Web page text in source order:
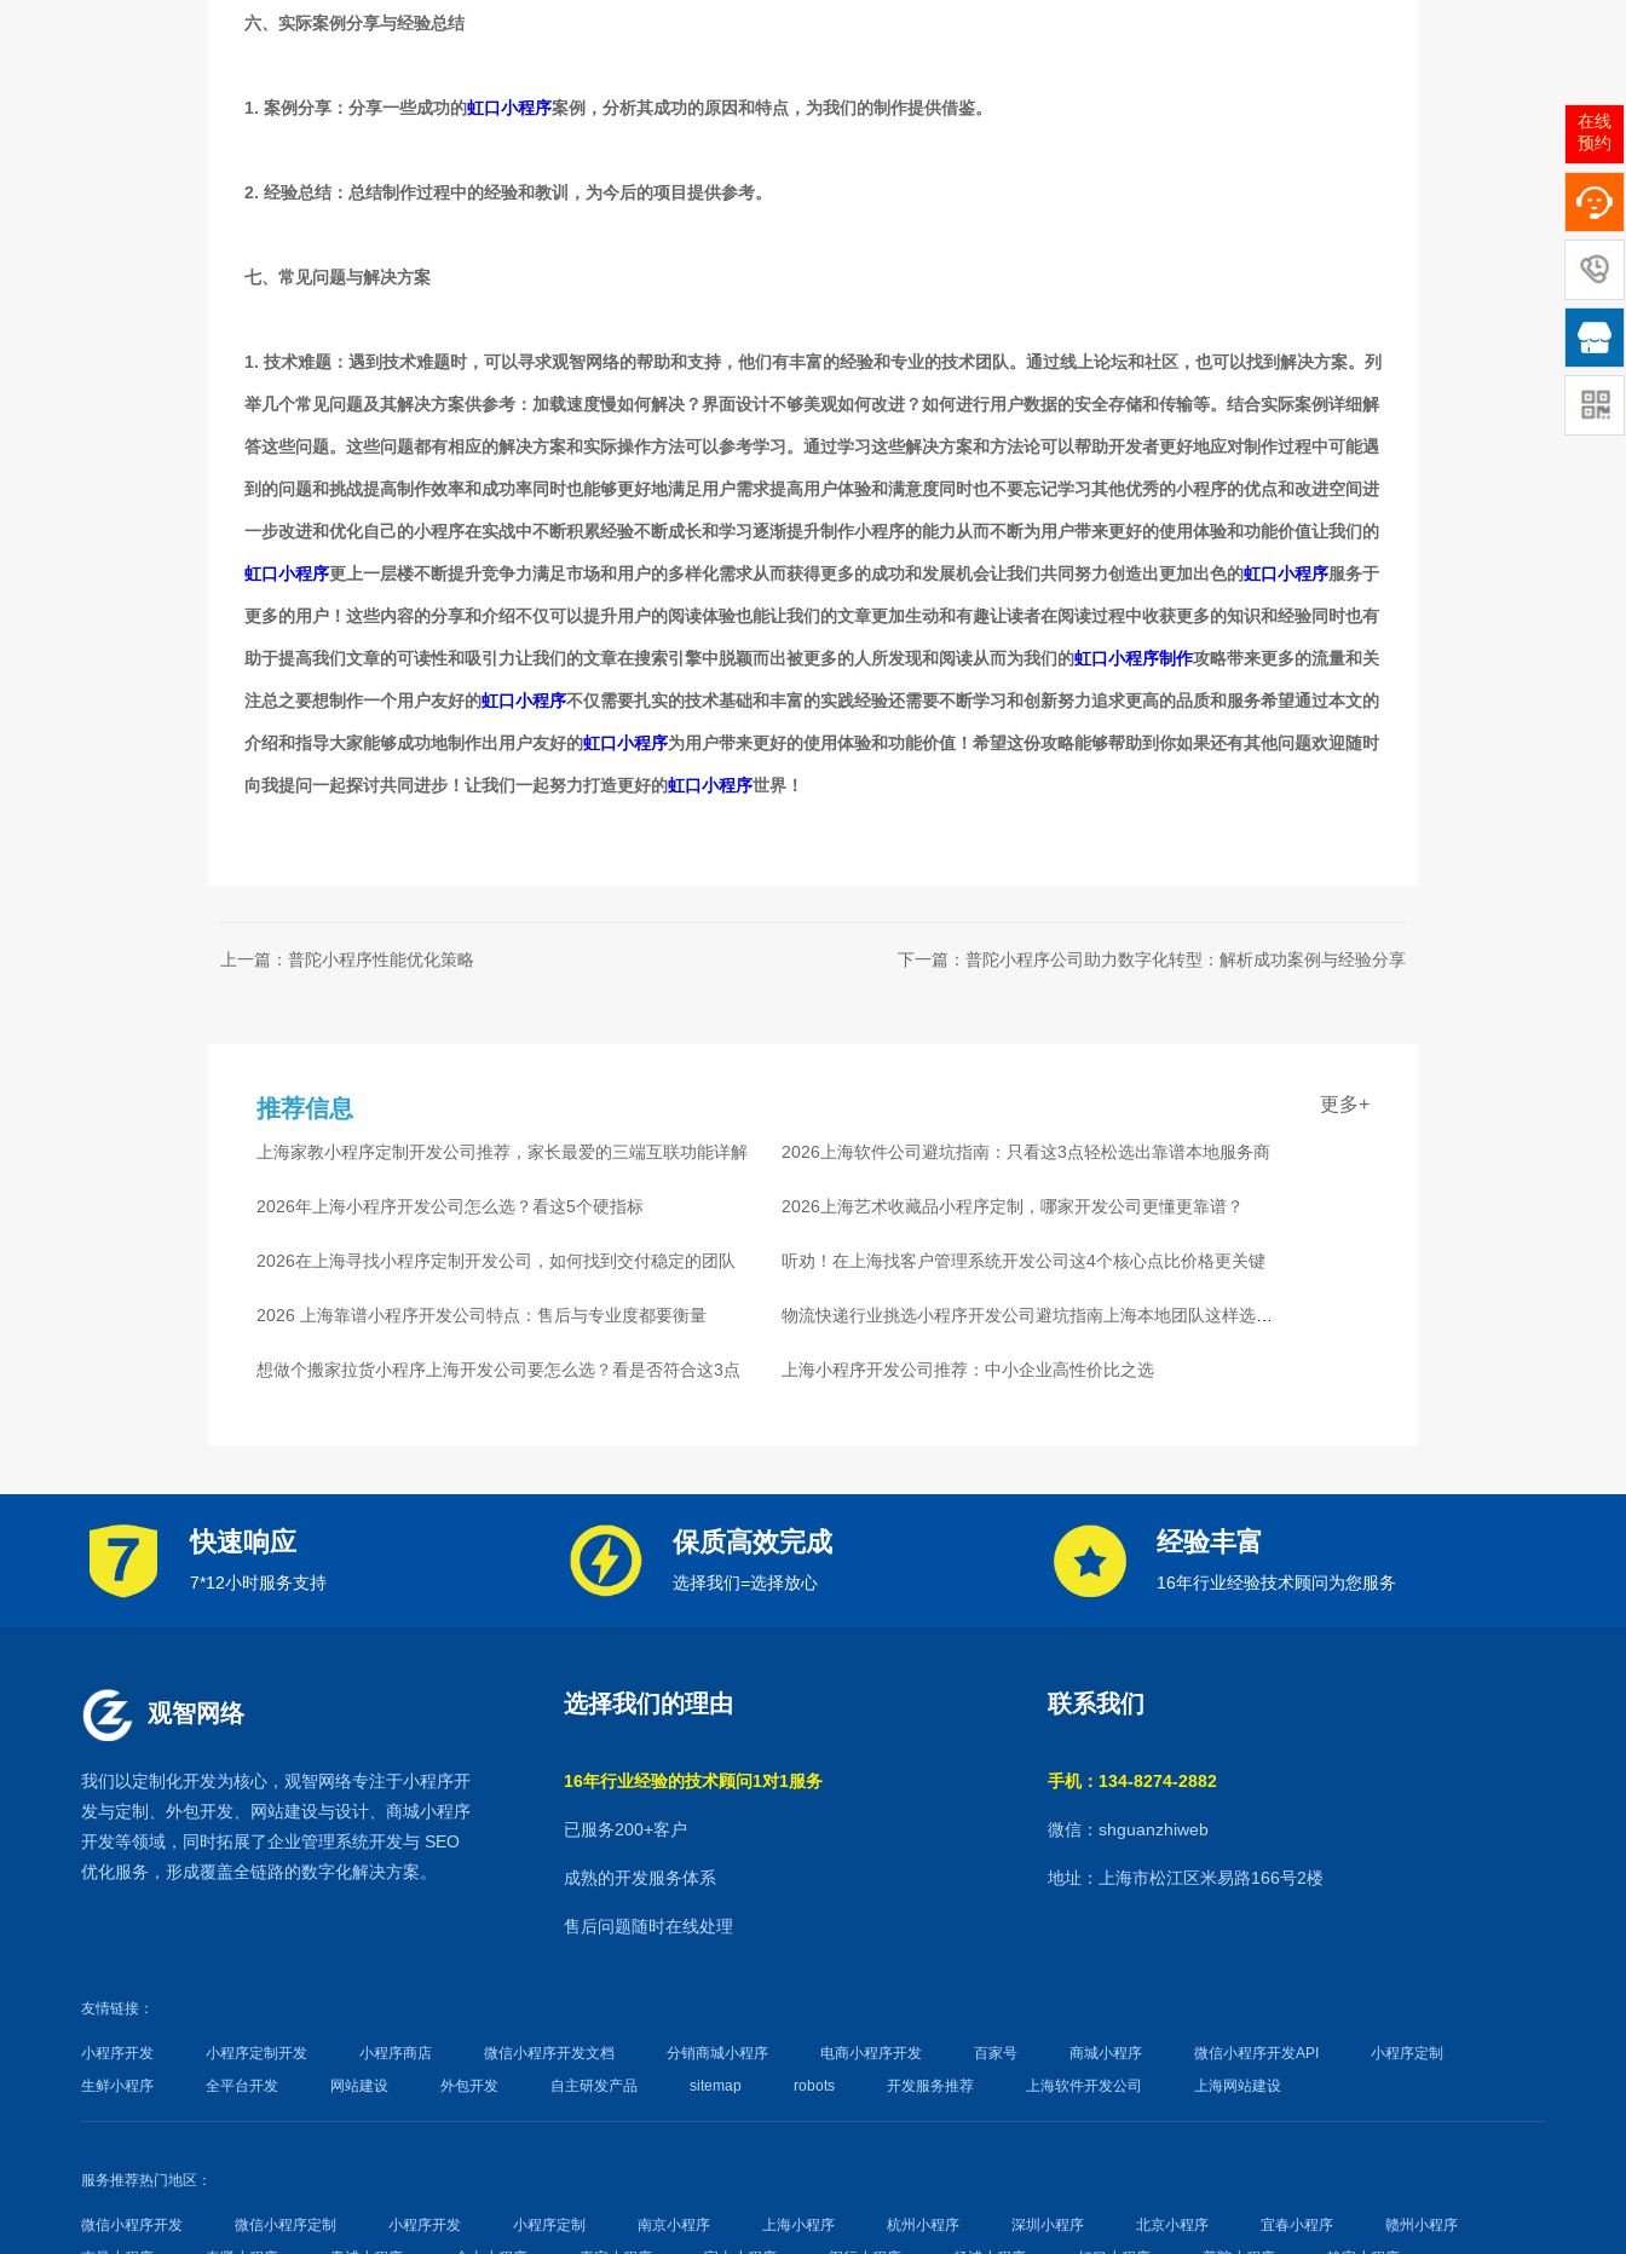
六、实际案例分享与经验总结
1. 案例分享：分享一些成功的虹口小程序案例，分析其成功的原因和特点，为我们的制作提供借鉴。
2. 经验总结：总结制作过程中的经验和教训，为今后的项目提供参考。
七、常见问题与解决方案
1. 技术难题：遇到技术难题时，可以寻求观智网络的帮助和支持，他们有丰富的经验和专业的技术团队。通过线上论坛和社区，也可以找到解决方案。列
举几个常见问题及其解决方案供参考：加载速度慢如何解决？界面设计不够美观如何改进？如何进行用户数据的安全存储和传输等。结合实际案例详细解
答这些问题。这些问题都有相应的解决方案和实际操作方法可以参考学习。通过学习这些解决方案和方法论可以帮助开发者更好地应对制作过程中可能遇
到的问题和挑战提高制作效率和成功率同时也能够更好地满足用户需求提高用户体验和满意度同时也不要忘记学习其他优秀的小程序的优点和改进空间进
一步改进和优化自己的小程序在实战中不断积累经验不断成长和学习逐渐提升制作小程序的能力从而不断为用户带来更好的使用体验和功能价值让我们的
虹口小程序更上一层楼不断提升竞争力满足市场和用户的多样化需求从而获得更多的成功和发展机会让我们共同努力创造出更加出色的虹口小程序服务于
更多的用户！这些内容的分享和介绍不仅可以提升用户的阅读体验也能让我们的文章更加生动和有趣让读者在阅读过程中收获更多的知识和经验同时也有
助于提高我们文章的可读性和吸引力让我们的文章在搜索引擎中脱颖而出被更多的人所发现和阅读从而为我们的虹口小程序制作攻略带来更多的流量和关
注总之要想制作一个用户友好的虹口小程序不仅需要扎实的技术基础和丰富的实践经验还需要不断学习和创新努力追求更高的品质和服务希望通过本文的
介绍和指导大家能够成功地制作出用户友好的虹口小程序为用户带来更好的使用体验和功能价值！希望这份攻略能够帮助到你如果还有其他问题欢迎随时
向我提问一起探讨共同进步！让我们一起努力打造更好的虹口小程序世界！
上一篇：普陀小程序性能优化策略 下一篇：普陀小程序公司助力数字化转型：解析成功案例与经验分享
推荐信息 更多+
上海家教小程序定制开发公司推荐，家长最爱的三端互联功能详解 2026上海软件公司避坑指南：只看这3点轻松选出靠谱本地服务商
2026年上海小程序开发公司怎么选？看这5个硬指标 2026上海艺术收藏品小程序定制，哪家开发公司更懂更靠谱？
2026在上海寻找小程序定制开发公司，如何找到交付稳定的团队 听劝！在上海找客户管理系统开发公司这4个核心点比价格更关键
2026 上海靠谱小程序开发公司特点：售后与专业度都要衡量 物流快递行业挑选小程序开发公司避坑指南上海本地团队这样选放
心
想做个搬家拉货小程序上海开发公司要怎么选？看是否符合这3点 上海小程序开发公司推荐：中小企业高性价比之选
快速响应
7*12小时服务支持
保质高效完成
选择我们=选择放心
经验丰富
16年行业经验技术顾问为您服务
观智网络
我们以定制化开发为核心，观智网络专注于小程序开
发与定制、外包开发、 网站建设与设计、商城小程序
开发等领域，同时拓展了企业管理系统开发与 SEO
优化服务，形成覆盖全链路的数字化解决方案。
选择我们的理由
16年行业经验的技术顾问1对1服务
已服务200+客户
成熟的开发服务体系
售后问题随时在线处理
联系我们
手机：134-8274-2882
微信：shguanzhiweb
地址：上海市松江区米易路166号2楼
友情链接：
小程序开发 小程序定制开发 小程序商店 微信小程序开发文档 分销商城小程序 电商小程序开发 百家号 商城小程序 微信小程序开发API
小程序定制
生鲜小程序
全平台开发 网站建设 外包开发 自主研发产品 sitemap robots 开发服务推荐 上海软件开发公司 上海网站建设
服务推荐热门地区：
微信小程序开发 微信小程序定制 小程序开发 小程序定制 南京小程序 上海小程序 杭州小程序 深圳小程序 北京小程序 宜春小程序
赣州小程序
在线
预约
